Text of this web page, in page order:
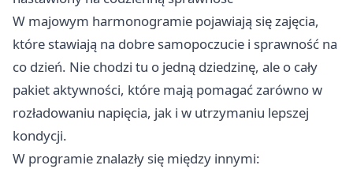
W majowym harmonogramie pojawiają się zajęcia,
które stawiają na dobre samopoczucie i sprawność na
co dzień. Nie chodzi tu o jedną dziedzinę, ale o cały
pakiet aktywności, które mają pomagać zarówno w
rozładowaniu napięcia, jak i w utrzymaniu lepszej
kondycji.
W programie znalazły się między innymi: